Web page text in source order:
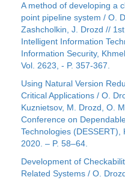
A method of developing a
point pipeline system / O.
Zashcholkin, J. Drozd //
Intelligent Information
Information Security,
Vol. 2623, - P. 357-367.
Using Natural Version
Critical Applications / O.
Kuznietsov, M. Drozd, O.
Conference on
Technologies
2020. – P. 58–64.
Development of
Related Systems / O.